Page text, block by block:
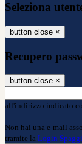
Seleziona
button close ×
Recupero
button close ×
all'indirizzo indicato
Non hai una e-mail
tramite la Login